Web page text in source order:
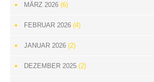
MÄRZ 2026 (6)
FEBRUAR 2026 (4)
JANUAR 2026 (2)
DEZEMBER 2025 (2)